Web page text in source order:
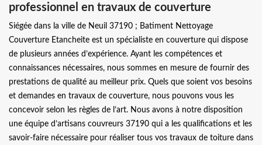
professionnel en travaux de couverture
Siégée dans la ville de Neuil 37190 ; Batiment Nettoyage
Couverture Etancheite est un spécialiste en couverture qui dispose
de plusieurs années d’expérience. Ayant les compétences et
connaissances nécessaires, nous sommes en mesure de fournir des
prestations de qualité au meilleur prix. Quels que soient vos besoins
et demandes en travaux de couverture, nous pouvons vous les
concevoir selon les règles de l’art. Nous avons à notre disposition
une équipe d’artisans couvreurs 37190 qui a les qualifications et les
savoir-faire nécessaire pour réaliser tous vos travaux de toiture dans